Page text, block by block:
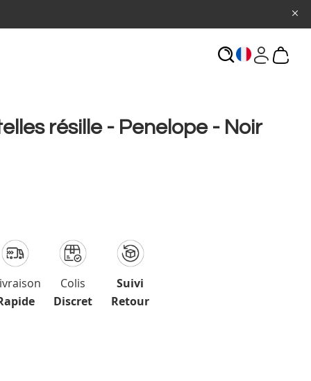
résille - Penelope - Noir
Colis
Discret
Suivi
Retour